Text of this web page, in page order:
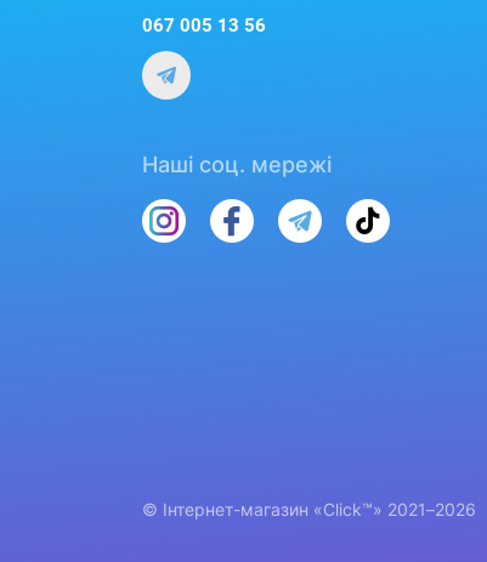
067 005 13 56
Наші соц. мережі
© Інтернет-магазин «Click™» 2021–2026